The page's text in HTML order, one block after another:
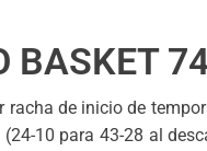
BASKET
de inicio de
10 para 43-28 al